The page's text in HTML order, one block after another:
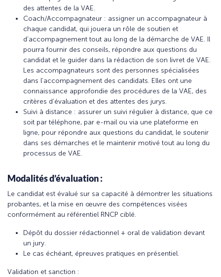
des attentes de la VAE.
Coach/Accompagnateur : assigner un accompagnateur à
chaque candidat, qui jouera un rôle de soutien et
d’accompagnement tout au long de la démarche de VAE. Il
pourra fournir des conseils, répondre aux questions du
candidat et le guider dans la rédaction de son livret de VAE.
Les accompagnateurs sont des personnes spécialisées
dans l’accompagnement des candidats. Elles ont une
connaissance approfondie des procédures de la VAE, des
critères d’évaluation et des attentes des jurys.
Suivi à distance : assurer un suivi régulier à distance, que ce
soit par téléphone, par e-mail ou via une plateforme en
ligne, pour répondre aux questions du candidat, le soutenir
dans ses démarches et le maintenir motivé tout au long du
processus de VAE.
Modalités d’évaluation :
Le candidat est évalué sur sa capacité à démontrer les situations
probantes, et la mise en œuvre des compétences visées
conformément au référentiel RNCP ciblé.
Dépôt du dossier rédactionnel + oral de validation devant
un jury.
Le cas échéant, épreuves pratiques en présentiel.
Validation et sanction :